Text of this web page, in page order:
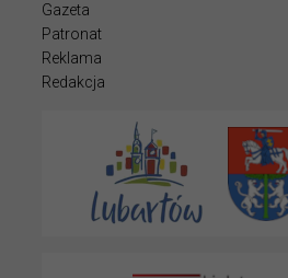
Gazeta
Patronat
Reklama
Redakcja